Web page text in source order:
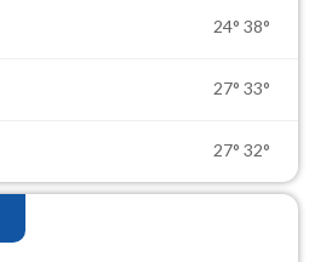
24° 38°
27° 33°
27° 32°